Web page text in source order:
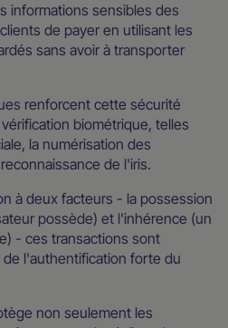
informations sensibles des
de payer en utilisant les
sans avoir à transporter
renforcent cette sécurité
biométrique, telles
la numérisation des
de l'iris.
à deux facteurs - la possession
possède) et l'inhérence (un
- ces transactions sont
l'authentification forte du
non seulement les